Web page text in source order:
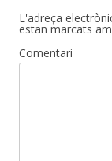
L'adreça
estan marcats
Comentari